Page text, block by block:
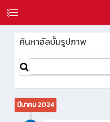
ค้นหาอัลบั้มรูปภาพ
มีนาคม 2024